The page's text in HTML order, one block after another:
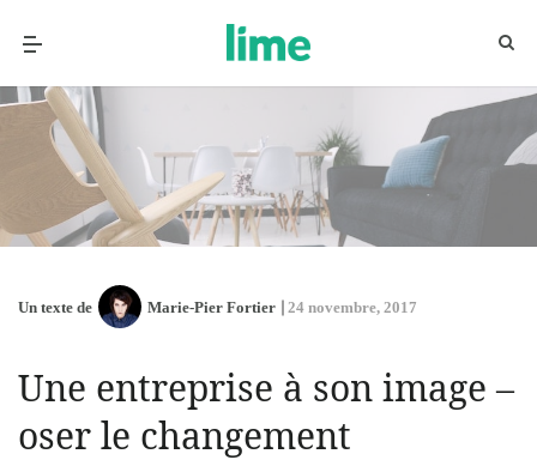
Un texte de Marie-Pier Fortier 24 novembre, 2017
Une entreprise à son image –
oser le changement